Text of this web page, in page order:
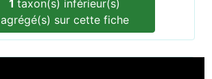
1taxon(s) inférieur(s)
agrégé(s) sur cette fiche